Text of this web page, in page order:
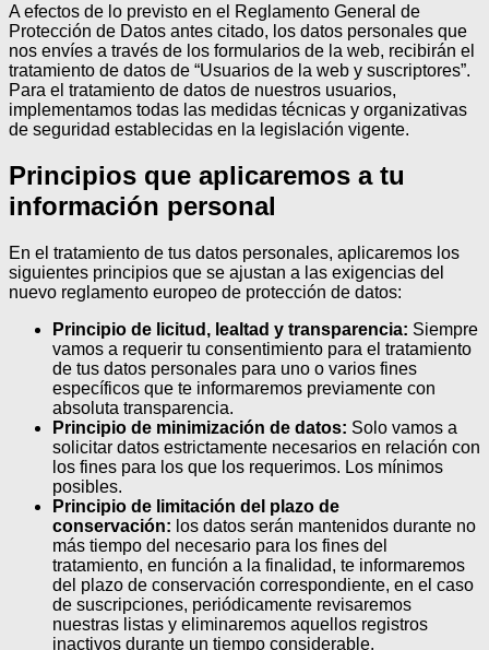
A efectos de lo previsto en el Reglamento General de
Protección de Datos antes citado, los datos personales que
nos envíes a través de los formularios de la web, recibirán el
tratamiento de datos de “Usuarios de la web y suscriptores”.
Para el tratamiento de datos de nuestros usuarios,
implementamos todas las medidas técnicas y organizativas
de seguridad establecidas en la legislación vigente.
Principios que aplicaremos a tu
información personal
En el tratamiento de tus datos personales, aplicaremos los
siguientes principios que se ajustan a las exigencias del
nuevo reglamento europeo de protección de datos:
Principio de licitud, lealtad y transparencia: Siempre
vamos a requerir tu consentimiento para el tratamiento
de tus datos personales para uno o varios fines
específicos que te informaremos previamente con
absoluta transparencia.
Principio de minimización de datos: Solo vamos a
solicitar datos estrictamente necesarios en relación con
los fines para los que los requerimos. Los mínimos
posibles.
Principio de limitación del plazo de
conservación: los datos serán mantenidos durante no
más tiempo del necesario para los fines del
tratamiento, en función a la finalidad, te informaremos
del plazo de conservación correspondiente, en el caso
de suscripciones, periódicamente revisaremos
nuestras listas y eliminaremos aquellos registros
inactivos durante un tiempo considerable.